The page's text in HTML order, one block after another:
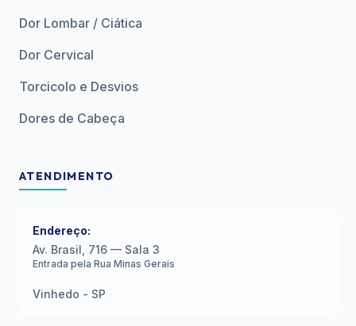
Dor Lombar / Ciática
Dor Cervical
Torcicolo e Desvios
Dores de Cabeça
ATENDIMENTO
Endereço:
Av. Brasil, 716 — Sala 3
Entrada pela Rua Minas Gerais
Vinhedo - SP